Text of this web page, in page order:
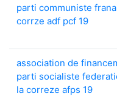
parti communiste
corrze adf pcf 19
association de
parti socialiste
la correze afps 19